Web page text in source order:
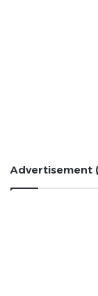
Advertisement